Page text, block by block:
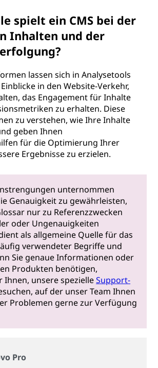
spielt ein CMS bei der
Inhalten und der
lassen sich in Analysetools
in den Website-Verkehr,
das Engagement für Inhalte
zu erhalten. Diese
zu verstehen, wie Ihre Inhalte
geben Ihnen
für die Optimierung Ihrer
Ergebnisse zu erzielen.
unternommen
Genauigkeit zu gewährleisten,
nur zu Referenzzwecken
oder Ungenauigkeiten
als allgemeine Quelle für das
verwendeter Begriffe und
Sie genaue Informationen oder
Produkten benötigen,
Ihnen, unsere spezielleSupport-
auf der unser Team Ihnen
Problemen gerne zur Verfügung
Pro